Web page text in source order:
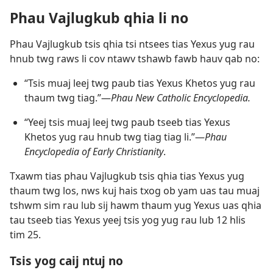
Phau Vajlugkub qhia li no
Phau Vajlugkub tsis qhia tsi ntsees tias Yexus yug rau
hnub twg raws li cov ntawv tshawb fawb hauv qab no:
“Tsis muaj leej twg paub tias Yexus Khetos yug rau
thaum twg tiag.”​—Phau New Catholic Encyclopedia.
“Yeej tsis muaj leej twg paub tseeb tias Yexus
Khetos yug rau hnub twg tiag tiag li.”​—Phau
Encyclopedia of Early Christianity.
Txawm tias phau Vajlugkub tsis qhia tias Yexus yug
thaum twg los, nws kuj hais txog ob yam uas tau muaj
tshwm sim rau lub sij hawm thaum yug Yexus uas qhia
tau tseeb tias Yexus yeej tsis yog yug rau lub 12 hlis
tim 25.
Tsis yog caij ntuj no